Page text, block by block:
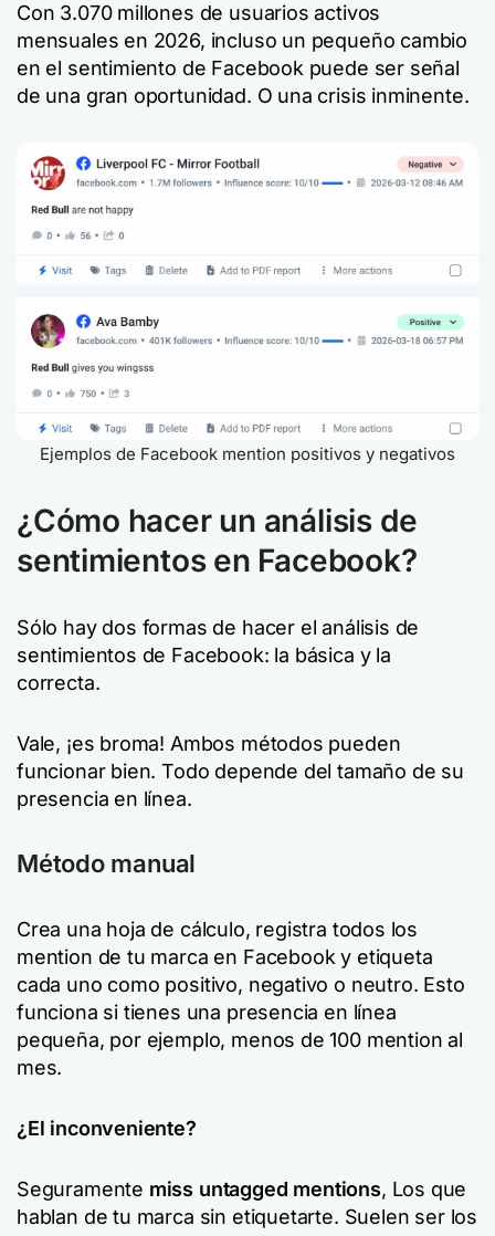
Con 3.070 millones de usuarios activos
mensuales en 2026, incluso un pequeño cambio
en el sentimiento de Facebook puede ser señal
de una gran oportunidad. O una crisis inminente.
Ejemplos de Facebook mention positivos y negativos
¿Cómo hacer un análisis de
sentimientos en Facebook?
Sólo hay dos formas de hacer el análisis de
sentimientos de Facebook: la básica y la
correcta.
Vale, ¡es broma! Ambos métodos pueden
funcionar bien. Todo depende del tamaño de su
presencia en línea.
Método manual
Crea una hoja de cálculo, registra todos los
mention de tu marca en Facebook y etiqueta
cada uno como positivo, negativo o neutro. Esto
funciona si tienes una presencia en línea
pequeña, por ejemplo, menos de 100 mention al
mes.
¿El inconveniente?
Seguramente miss untagged mentions, Los que
hablan de tu marca sin etiquetarte. Suelen ser los